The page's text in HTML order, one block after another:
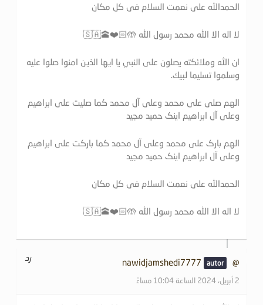
الحمدالله علی نعمت السلام فی کل مکان
لا اله الا الله محمد رسول الله 🤲🏻❤️🕋🇸🇦
ان الله وملائكته يصلون على النبي يا ايها الذين امنوا صلوا عليه
وسلموا تسليما لبيك.
الهم صلی علی محمد وعلی آل محمد کما صلیت علی ابراهیم
وعلی آل ابراهیم اینک حمید مجید
الهم بارک علی محمد وعلی آل محمد کما بارکت علی ابراهیم
وعلی آل ابراهیم اینک حمید مجید
الحمدالله علی نعمت السلام فی کل مکان
لا اله الا الله محمد رسول الله 🤲🏻❤️🕋🇸🇦
@nawidjamshedi7777
2 أبريل، 2024 الساعة 10:04 مساءً
رد